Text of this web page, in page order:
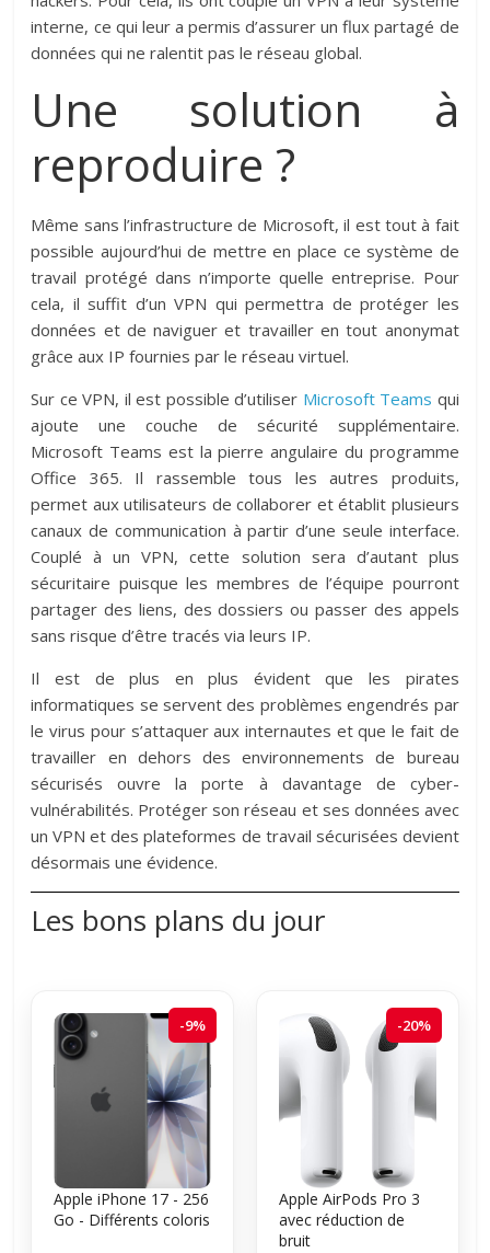
interne, ce qui leur a permis d’assurer un flux partagé de
données qui ne ralentit pas le réseau global.
Une solution à
reproduire ?
Même sans l’infrastructure de Microsoft, il est tout à fait
possible aujourd’hui de mettre en place ce système de
travail protégé dans n’importe quelle entreprise. Pour
cela, il suffit d’un VPN qui permettra de protéger les
données et de naviguer et travailler en tout anonymat
grâce aux IP fournies par le réseau virtuel.
Sur ce VPN, il est possible d’utiliser Microsoft Teams qui
ajoute une couche de sécurité supplémentaire.
Microsoft Teams est la pierre angulaire du programme
Office 365. Il rassemble tous les autres produits,
permet aux utilisateurs de collaborer et établit plusieurs
canaux de communication à partir d’une seule interface.
Couplé à un VPN, cette solution sera d’autant plus
sécuritaire puisque les membres de l’équipe pourront
partager des liens, des dossiers ou passer des appels
sans risque d’être tracés via leurs IP.
Il est de plus en plus évident que les pirates
informatiques se servent des problèmes engendrés par
le virus pour s’attaquer aux internautes et que le fait de
travailler en dehors des environnements de bureau
sécurisés ouvre la porte à davantage de cyber-
vulnérabilités. Protéger son réseau et ses données avec
un VPN et des plateformes de travail sécurisées devient
désormais une évidence.
Les bons plans du jour
-9%
Apple iPhone 17 - 256
Go - Différents coloris
-20%
Apple AirPods Pro 3
avec réduction de
bruit